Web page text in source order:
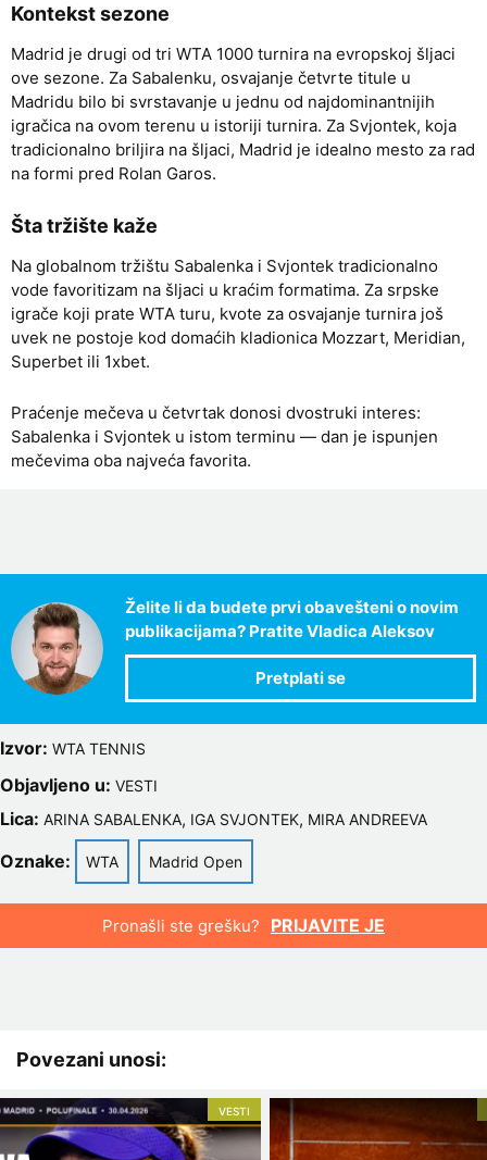
Kontekst sezone
Madrid je drugi od tri WTA 1000 turnira na evropskoj šljaci
ove sezone. Za Sabalenku, osvajanje četvrte titule u
Madridu bilo bi svrstavanje u jednu od najdominantnijih
igračica na ovom terenu u istoriji turnira. Za Svjontek, koja
tradicionalno briljira na šljaci, Madrid je idealno mesto za rad
na formi pred Rolan Garos.
Šta tržište kaže
Na globalnom tržištu Sabalenka i Svjontek tradicionalno
vode favoritizam na šljaci u kraćim formatima. Za srpske
igrače koji prate WTA turu, kvote za osvajanje turnira još
uvek ne postoje kod domaćih kladionica Mozzart, Meridian,
Superbet ili 1xbet.
Praćenje mečeva u četvrtak donosi dvostruki interes:
Sabalenka i Svjontek u istom terminu — dan je ispunjen
mečevima oba najveća favorita.
Želite li da budete prvi obavešteni o novim
publikacijama? Pratite Vladica Aleksov
Izvor: WTA TENNIS
Objavljeno u: VESTI
Lica: ARINA SABALENKA, IGA SVJONTEK, MIRA ANDREEVA
Oznake: WTA Madrid Open
Pronašli ste grešku? PRIJAVITE JE
Povezani unosi:
VESTI